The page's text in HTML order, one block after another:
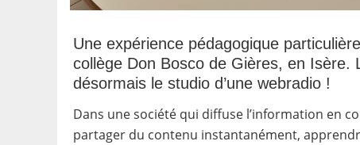
Une expérience pédagogique
collège Don Bosco de Gières, en Isère.
désormais le studio d’une webradio !
Dans une société qui diffuse l’information en
partager du contenu instantanément,